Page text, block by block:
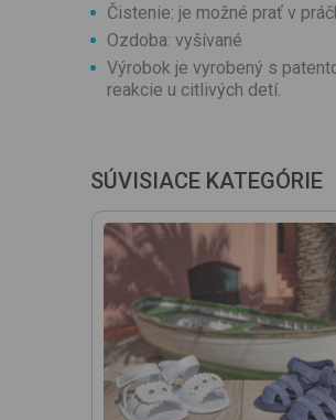
Čistenie: je možné prať v
Ozdoba: vyšívané
Výrobok je vyrobený s
reakcie u citlivých detí.
SÚVISIACE KATEGÓRIE